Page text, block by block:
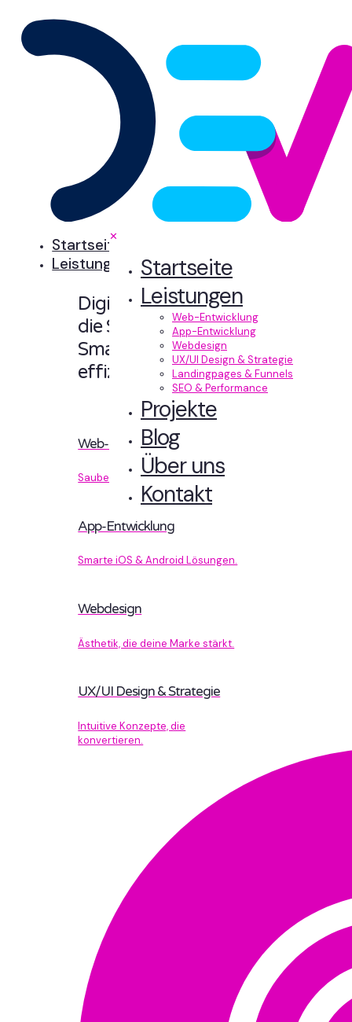
✕
Startseite
Leistungen
Web-Entwicklung
App-Entwicklung
Webdesign
UX/UI Design & Strategie
Landingpages & Funnels
SEO & Performance
Projekte
Blog
Über uns
Kontakt
Startseite
Leistungen
Digitale Erlebnisse,
die Sinn machen.
Smart designt und
effizient entwickelt.
Web-Entwicklung
Sauberer Code, der performt.
App-Entwicklung
Smarte iOS & Android Lösungen.
Webdesign
Ästhetik, die deine Marke stärkt.
UX/UI Design & Strategie
Intuitive Konzepte, die
konvertieren.